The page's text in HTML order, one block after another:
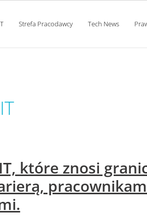
Strefa Pracodawcy Tech News
które znosi